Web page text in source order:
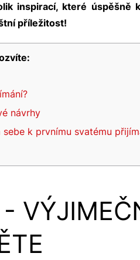
inspirací, které úspěšně
příležitost!
návrhy
k prvnímu svatému
-